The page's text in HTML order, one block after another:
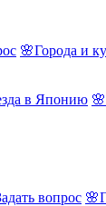
🌸Города и
в Японию
вопрос